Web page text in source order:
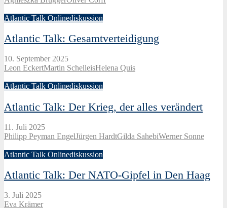
Atlantic Talk Onlinediskussion
Atlantic Talk: Gesamtverteidigung
10. September 2025
Leon EckertMartin SchelleisHelena Quis
Atlantic Talk Onlinediskussion
Atlantic Talk: Der Krieg, der alles verändert
11. Juli 2025
Philipp Peyman EngelJürgen HardtGilda SahebiWerner Sonne
Atlantic Talk Onlinediskussion
Atlantic Talk: Der NATO-Gipfel in Den Haag
3. Juli 2025
Eva Krämer